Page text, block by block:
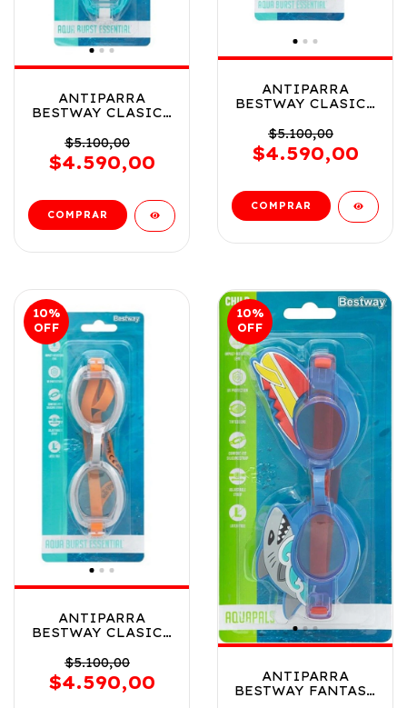
ANTIPARRA
BESTWAY CLASICA
VR2 21097 VERDE
$5.100,00
$4.590,00
ANTIPARRA
BESTWAY CLASICA
VR3 21097 NEGRA
$5.100,00
$4.590,00
10%
OFF
ANTIPARRA
BESTWAY CLASICA
VR4 21097 BLANCA
$5.100,00
$4.590,00
10%
OFF
ANTIPARRA
BESTWAY FANTASY